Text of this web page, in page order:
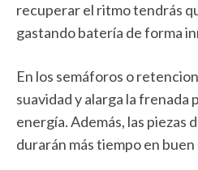
recuperar el ritmo tendrás
gastando batería de forma
En los semáforos o
suavidad y alarga la frenada
energía. Además, las piezas
durarán más tiempo en